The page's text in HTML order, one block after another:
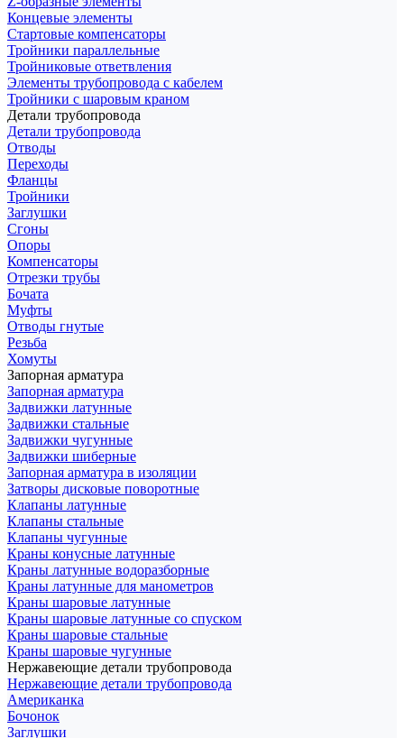
Концевые элементы
Стартовые компенсаторы
Тройники параллельные
Тройниковые ответвления
Элементы трубопровода с кабелем
Тройники с шаровым краном
Детали трубопровода
Детали трубопровода
Отводы
Переходы
Фланцы
Тройники
Заглушки
Сгоны
Опоры
Компенсаторы
Отрезки трубы
Бочата
Муфты
Отводы гнутые
Резьба
Хомуты
Запорная арматура
Запорная арматура
Задвижки латунные
Задвижки стальные
Задвижки чугунные
Задвижки шиберные
Запорная арматура в изоляции
Затворы дисковые поворотные
Клапаны латунные
Клапаны стальные
Клапаны чугунные
Краны конусные латунные
Краны латунные водоразборные
Краны латунные для манометров
Краны шаровые латунные
Краны шаровые латунные со спуском
Краны шаровые стальные
Краны шаровые чугунные
Нержавеющие детали трубопровода
Нержавеющие детали трубопровода
Американка
Бочонок
Заглушки